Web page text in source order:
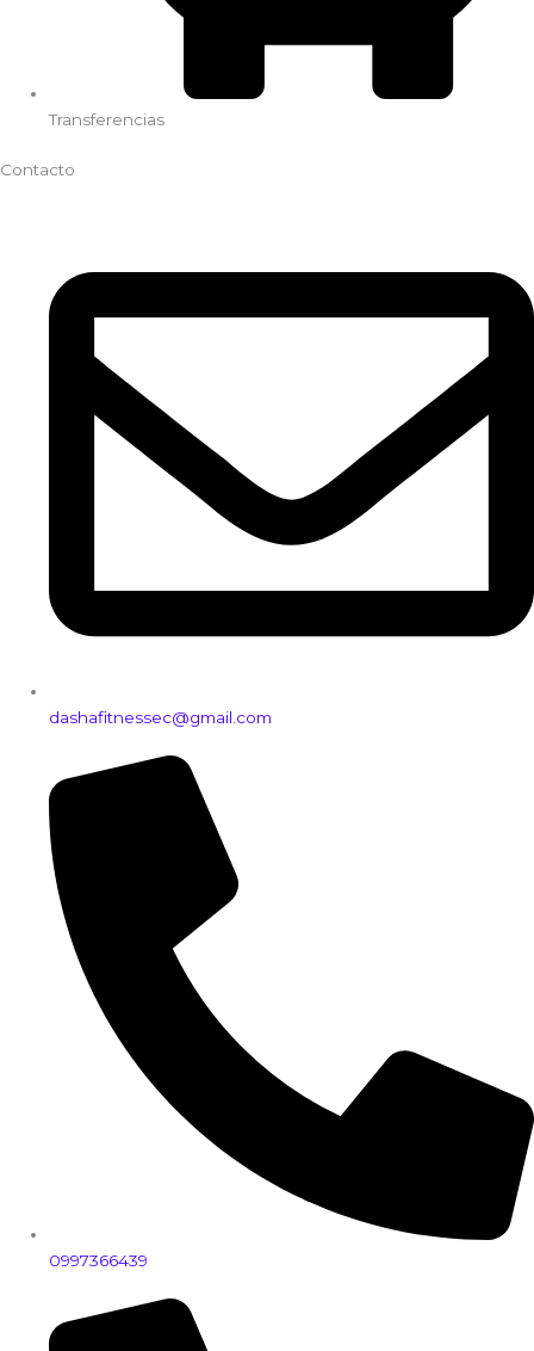
Transferencias
Contacto
dashafitnessec@gmail.com
0997366439